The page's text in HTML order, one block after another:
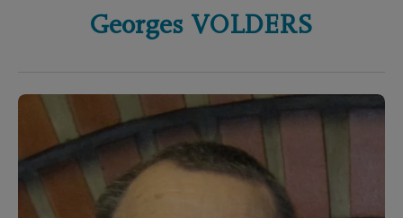
Georges VOLDERS